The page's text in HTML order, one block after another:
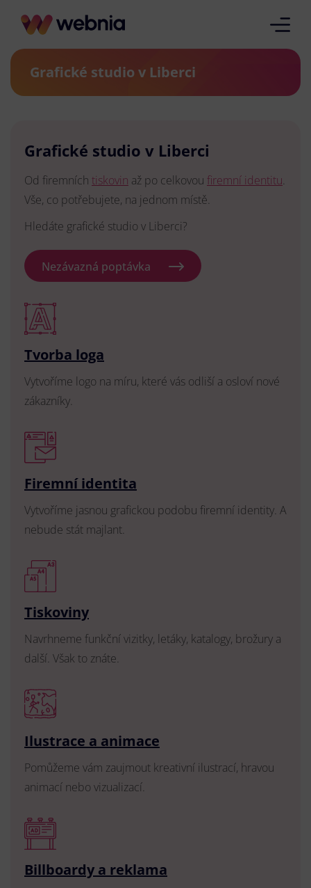
Grafické studio v Liberci
Grafické studio v Liberci
Od firemních tiskovin až po celkovou firemní identitu.
Vše, co potřebujete, na jednom místě.
Hledáte grafické studio v Liberci?
Nezávazná poptávka
Tvorba loga
Vytvoříme logo na míru, které vás odliší a osloví nové
zákazníky.
Firemní identita
Vytvoříme jasnou grafickou podobu firemní identity. A
nebude stát majlant.
Tiskoviny
Navrhneme funkční vizitky, letáky, katalogy, brožury a
další. Však to znáte.
Ilustrace a animace
Pomůžeme vám zaujmout kreativní ilustrací, hravou
animací nebo vizualizací.
Billboardy a reklama